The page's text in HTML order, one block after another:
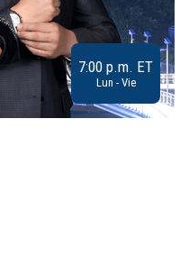
7:00 p.m. ET
Lun - Vie